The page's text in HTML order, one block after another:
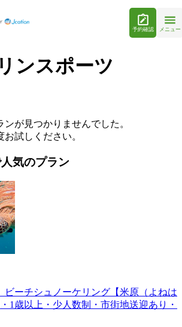
予約確認 メニュー
ンスポーツ
が見つかりませんでした。
試しください。
気のプラン
ビーチシュノーケリング【米原（よねは
1歳以上・少人数制・市街地送迎あり・